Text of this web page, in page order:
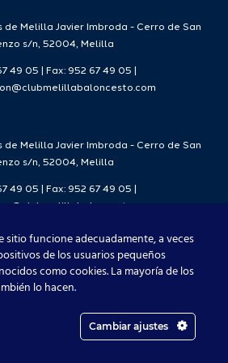
2026/27
Melilla Javier Imbroda - Cerro de San
s/n, 52004, Melilla
49 05 | Fax: 952 67 49 05 |
Melilla Javier Imbroda - Cerro de San
s/n, 52004, Melilla
49 05 | Fax: 952 67 49 05 |
Melilla Baloncesto 2021
InstagramYouTube
sitio funcione adecuadamente, a veces
de los usuarios pequeños
como cookies. La mayoría de los
lo hacen.
Cambiar ajustes